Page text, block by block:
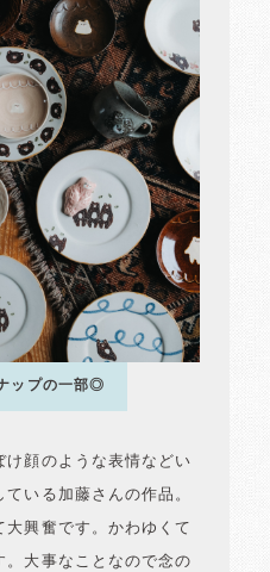
ップの一部◎
け顔のような表情などい
いる加藤さんの作品。
大興奮です。かわゆくて
。大事なことなので念の